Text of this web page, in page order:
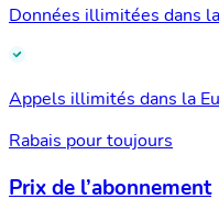
Données illimitées dans
Appels illimités dans la
Rabais pour toujours
Prix de l’abonnement